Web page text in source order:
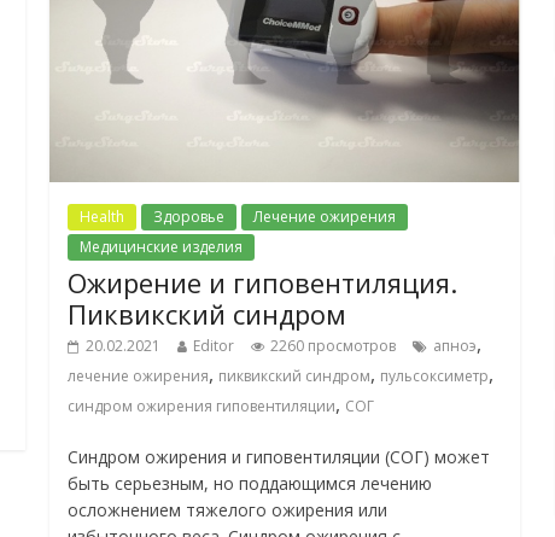
Health Здоровье
Лечение ожирения
Медицинские изделия
Ожирение и гиповентиляция.
Пиквикский синдром
20.02.2021 Editor 2260 просмотров апноэ,
лечение ожирения, пиквикский синдром, пульсоксиметр,
синдром ожирения гиповентиляции, СОГ
Синдром ожирения и гиповентиляции (СОГ) может
быть серьезным, но поддающимся лечению
осложнением тяжелого ожирения или